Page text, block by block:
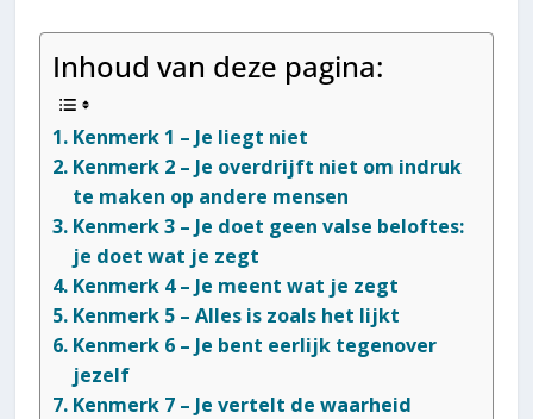
Inhoud van deze pagina:
Kenmerk 1 – Je liegt niet
Kenmerk 2 – Je overdrijft niet om indruk
te maken op andere mensen
Kenmerk 3 – Je doet geen valse beloftes:
je doet wat je zegt
Kenmerk 4 – Je meent wat je zegt
Kenmerk 5 – Alles is zoals het lijkt
Kenmerk 6 – Je bent eerlijk tegenover
jezelf
Kenmerk 7 – Je vertelt de waarheid